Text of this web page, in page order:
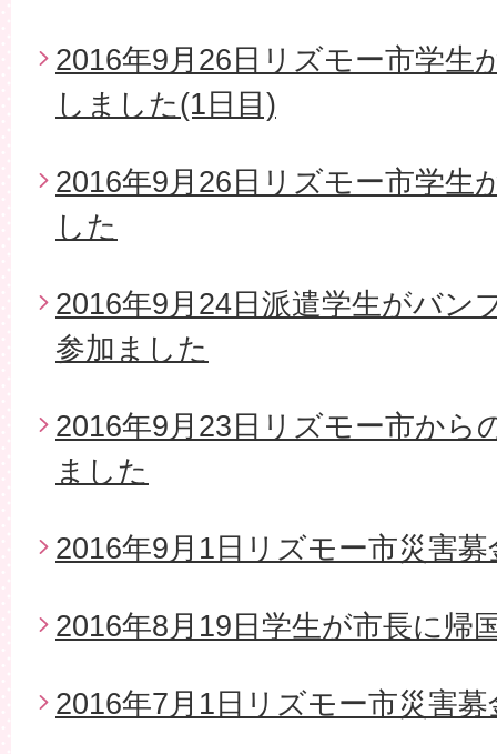
2016年9月26日リズモー市学生
しました(1日目)
2016年9月26日リズモー市学生
した
2016年9月24日派遣学生がバン
参加ました
2016年9月23日リズモー市から
ました
2016年9月1日リズモー市災害
2016年8月19日学生が市長に帰
2016年7月1日リズモー市災害